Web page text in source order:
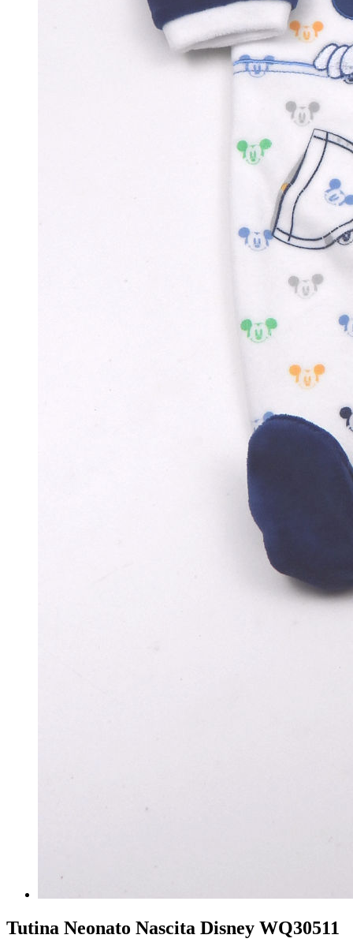
Tutina Neonato Nascita Disney WQ30511